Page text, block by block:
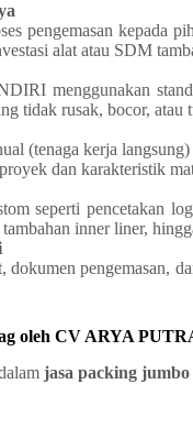
pengemasan kepada
alat atau SDM
menggunakan
tidak rusak, bocor,
(tenaga kerja
dan karakteristik
seperti pencetakan
inner liner,
dokumen pengemasan,
oleh CV ARYA
jasa packing jumbo